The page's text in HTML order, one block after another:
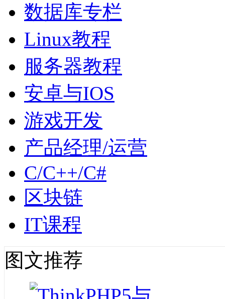
数据库专栏
Linux教程
服务器教程
安卓与IOS
游戏开发
产品经理/运营
C/C++/C#
区块链
IT课程
图文推荐